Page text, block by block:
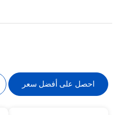
احصل على أفضل سعر